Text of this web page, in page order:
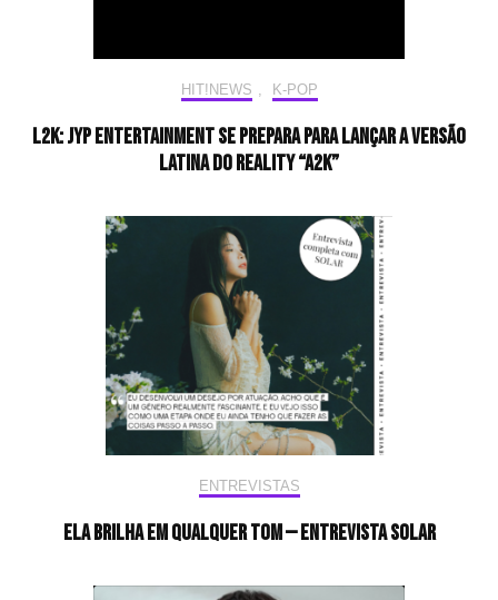
HIT!NEWS , K-POP
L2K: JYP Entertainment se prepara para lançar a versão
latina do reality “A2K”
ENTREVISTAS
Ela brilha em qualquer tom — Entrevista Solar